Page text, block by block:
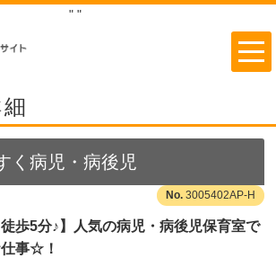
" "
く病児・病後児
3005402AP-H
徒歩5分♪】人気の病児・病後児保育室で
事☆！